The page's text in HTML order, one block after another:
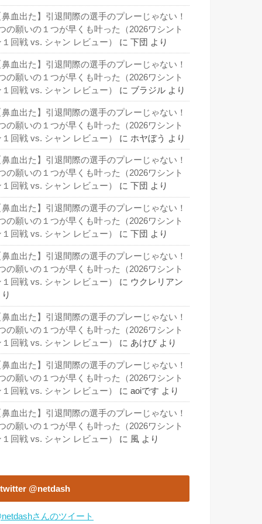
鼻血出た】引退間際の選手のプレーじゃない！
の願いの１つが早くも叶った（2026ワシント
回戦 vs. シャン レビュー）
に 下団 より
鼻血出た】引退間際の選手のプレーじゃない！
の願いの１つが早くも叶った（2026ワシント
回戦 vs. シャン レビュー）
に ブラジル より
鼻血出た】引退間際の選手のプレーじゃない！
の願いの１つが早くも叶った（2026ワシント
回戦 vs. シャン レビュー）
に ホヤぼう より
鼻血出た】引退間際の選手のプレーじゃない！
の願いの１つが早くも叶った（2026ワシント
回戦 vs. シャン レビュー）
に 下団 より
鼻血出た】引退間際の選手のプレーじゃない！
の願いの１つが早くも叶った（2026ワシント
回戦 vs. シャン レビュー）
に 下団 より
鼻血出た】引退間際の選手のプレーじゃない！
の願いの１つが早くも叶った（2026ワシント
回戦 vs. シャン レビュー）
に ウクレリアン
鼻血出た】引退間際の選手のプレーじゃない！
の願いの１つが早くも叶った（2026ワシント
回戦 vs. シャン レビュー）
に あけび より
鼻血出た】引退間際の選手のプレーじゃない！
の願いの１つが早くも叶った（2026ワシント
回戦 vs. シャン レビュー）
に aoiです より
鼻血出た】引退間際の選手のプレーじゃない！
の願いの１つが早くも叶った（2026ワシント
回戦 vs. シャン レビュー）
に 風 より
twitter @netdash
さんのツイート